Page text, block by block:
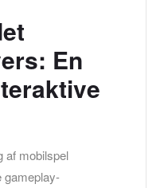
En
af mobilspel